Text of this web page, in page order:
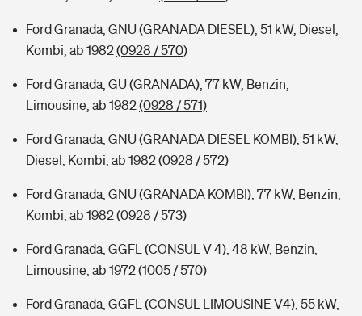
Ford Granada, GNU (GRANADA DIESEL), 51 kW, Diesel,
Kombi, ab 1982(0928 / 570)
Ford Granada, GU (GRANADA), 77 kW, Benzin,
Limousine, ab 1982(0928 / 571)
Ford Granada, GNU (GRANADA DIESEL KOMBI), 51 kW,
Diesel, Kombi, ab 1982(0928 / 572)
Ford Granada, GNU (GRANADA KOMBI), 77 kW, Benzin,
Kombi, ab 1982(0928 / 573)
Ford Granada, GGFL (CONSUL V 4), 48 kW, Benzin,
Limousine, ab 1972(1005 / 570)
Ford Granada, GGFL (CONSUL LIMOUSINE V4), 55 kW,